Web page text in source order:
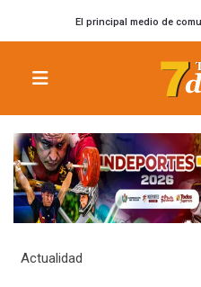
El principal medio de
Actualidad